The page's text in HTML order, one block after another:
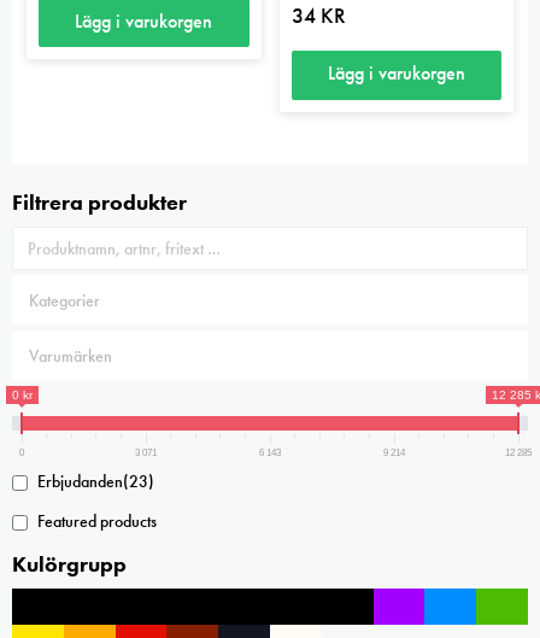
produktsidan
Lägg i varukorgen 34 KR
Lägg i varukorgen
Filtrera produkter
0 kr 12 285
0 3 071 6 143 9 214 12 285
Erbjudanden(23)
Featured products
Kulörgrupp